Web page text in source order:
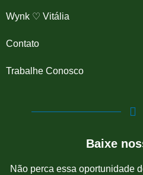
Wynk ♡ Vitália
Contato
Trabalhe Conosco
Baixe
Não perca essa oportunidade